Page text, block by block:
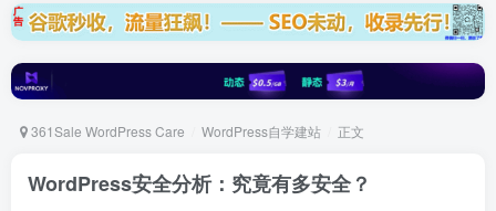
361Sale WordPress Care WordPress自学建站 正文
WordPress安全分析：究竟有多安全？